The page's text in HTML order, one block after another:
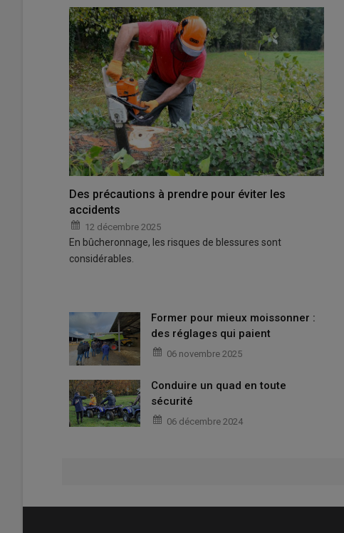
Des précautions à prendre pour éviter les
accidents
12 décembre 2025
En bûcheronnage, les risques de blessures sont
considérables.
Former pour mieux moissonner :
des réglages qui paient
06 novembre 2025
Conduire un quad en toute
sécurité
06 décembre 2024